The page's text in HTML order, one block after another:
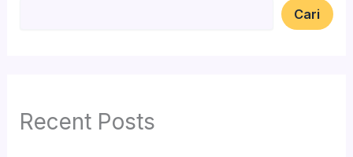
Cari
Recent Posts